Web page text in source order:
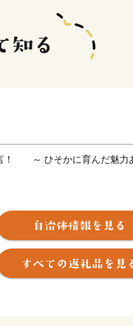
！ ～ ひそかに育んだ魅力
忍者発祥の地として、忍者
、忍者を活かした観光やまち
二の高石垣で知られる伊賀上
味わえる「伊賀上野ＮＩＮＪ
地で生まれた俳聖松尾芭蕉の
コ無形文化遺産に登録された